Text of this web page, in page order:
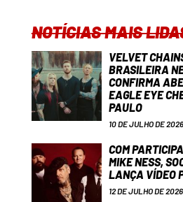
NOTÍCIAS MAIS
VELVET
BRASILEIRA
CONFIRMA
EAGLE EYE
PAULO
10 DE JULHO DE 2026
COM
MIKE NESS,
LANÇA VÍDEO
12 DE JULHO DE 2026